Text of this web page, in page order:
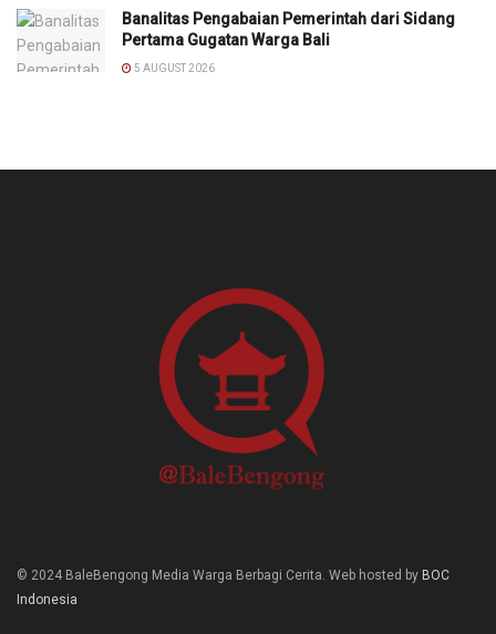
Banalitas Pengabaian Pemerintah dari Sidang
Pertama Gugatan Warga Bali
5 AUGUST 2026
© 2024 BaleBengong Media Warga Berbagi Cerita. Web hosted by BOC
Indonesia